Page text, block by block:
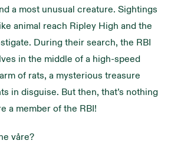
a most unusual creature. Sightings
animal reach Ripley High and the
During their search, the RBI
in the middle of a high-speed
of rats, a mysterious treasure
in disguise. But then, that’s nothing
a member of the RBI!
våre?